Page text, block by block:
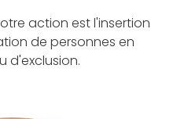
action est l'insertion
de personnes en
d'exclusion.